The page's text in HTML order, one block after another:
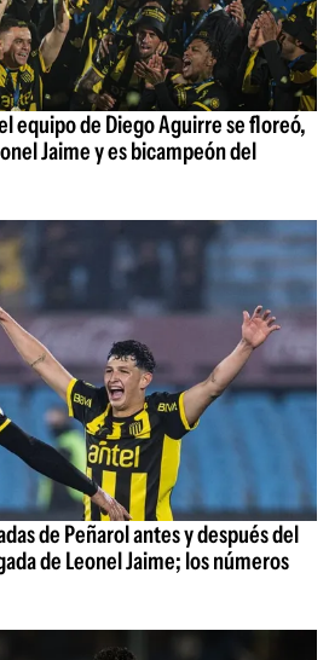
equipo de Diego Aguirre se floreó,
Jaime y es bicampeón del
de Peñarol antes y después del
de Leonel Jaime; los números